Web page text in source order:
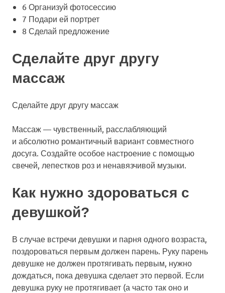
6 Организуй фотосессию
7 Подари ей портрет
8 Сделай предложение
Сделайте друг другу
массаж
Сделайте друг другу массаж
Массаж — чувственный, расслабляющий
и абсолютно романтичный вариант совместного
досуга. Создайте особое настроение с помощью
свечей, лепестков роз и ненавязчивой музыки.
Как нужно здороваться с
девушкой?
В случае встречи девушки и парня одного возраста,
поздороваться первым должен парень. Руку парень
девушке не должен протягивать первым, нужно
дождаться, пока девушка сделает это первой. Если
девушка руку не протягивает (а часто так оно и